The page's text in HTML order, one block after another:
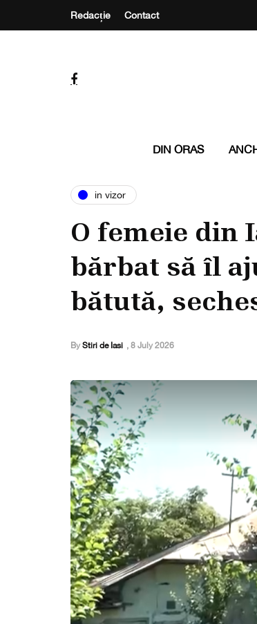
Redacție Contact
DIN ORAS
in vizor
O femeie din
bărbat să îl
bătută,
By Stiri de Iasi , 8 July 2026